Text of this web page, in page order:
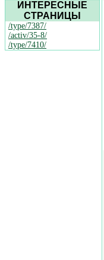
ИНТЕРЕСНЫЕ
СТРАНИЦЫ
/type/7387/
/activ/35-8/
/type/7410/